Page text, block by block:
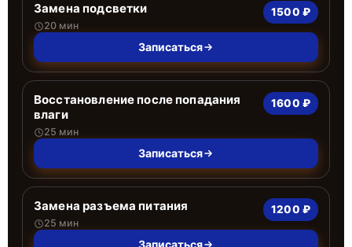
Замена подсветки
20 мин
1500 ₽
Записаться
Восстановление после попадания
влаги
25 мин
1600 ₽
Записаться
Замена разъема питания
25 мин
1200 ₽
Записаться